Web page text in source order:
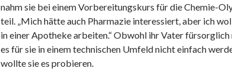
nahm sie bei einem Vorbereitungskurs für die Chemie-
teil. „Mich hätte auch Pharmazie interessiert, aber ich
in einer Apotheke arbeiten.“ Obwohl ihr Vater fürsorglich
es für sie in einem technischen Umfeld nicht einfach
wollte sie es probieren.